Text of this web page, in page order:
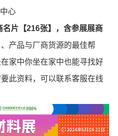
中心
片【216张】，含参展展商
产品与厂商货源的最佳帮
家中你坐在家中也能寻找好
此资料，可以联系客服在线